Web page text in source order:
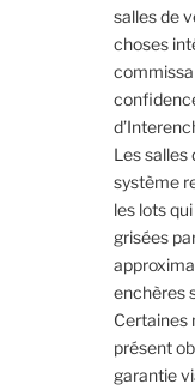
salles de
choses
Les salles
système
les lots
grisées
enchères
Certaines
présent
garantie